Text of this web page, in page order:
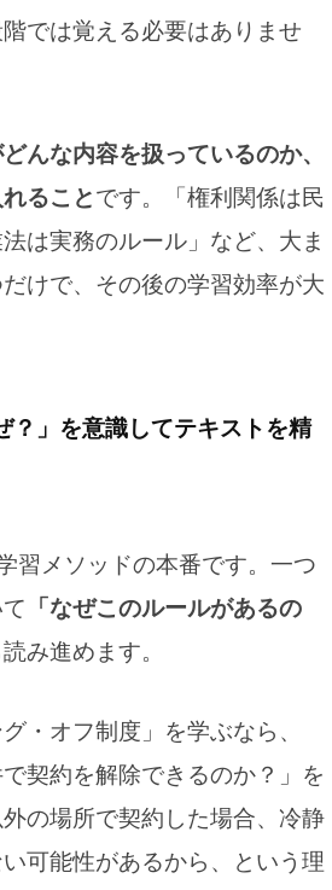
では覚える必要はありませ
んな内容を扱っているのか、
ることです。「権利関係は民
は実務のルール」など、大ま
けで、その後の学習効率が大
？」を意識してテキストを精
習メソッドの本番です。一つ
「なぜこのルールがあるの
み進めます。
・オフ制度」を学ぶなら、
で契約を解除できるのか？」を
の場所で契約した場合、冷静
可能性があるから、という理